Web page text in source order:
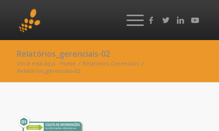
Relatórios_gerenciais-02
Você está aqui: Home / Relatórios Gerenciais /
Relatórios_gerenciais-02